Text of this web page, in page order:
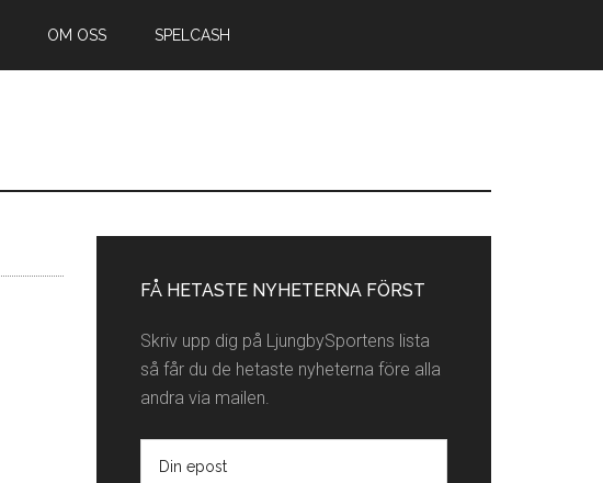
OM OSS SPELCASH
sidofält
FÅ HETASTE NYHETERNA FÖRST
Skriv upp dig på LjungbySportens lista
så får du de hetaste nyheterna före alla
andra via mailen.